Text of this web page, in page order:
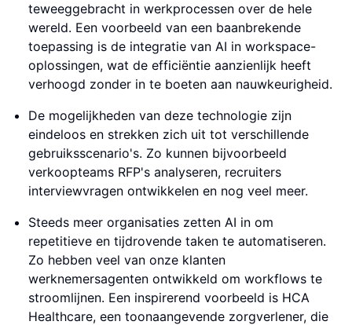
teweeggebracht in werkprocessen over de hele
wereld. Een voorbeeld van een baanbrekende
toepassing is de integratie van AI in workspace-
oplossingen, wat de efficiëntie aanzienlijk heeft
verhoogd zonder in te boeten aan nauwkeurigheid.
De mogelijkheden van deze technologie zijn
eindeloos en strekken zich uit tot verschillende
gebruiksscenario's. Zo kunnen bijvoorbeeld
verkoopteams RFP's analyseren, recruiters
interviewvragen ontwikkelen en nog veel meer.
Steeds meer organisaties zetten AI in om
repetitieve en tijdrovende taken te automatiseren.
Zo hebben veel van onze klanten
werknemersagenten ontwikkeld om workflows te
stroomlijnen. Een inspirerend voorbeeld is HCA
Healthcare, een toonaangevende zorgverlener, die